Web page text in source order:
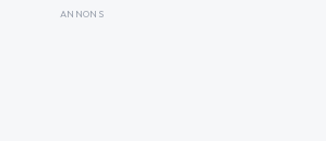
ANNONS